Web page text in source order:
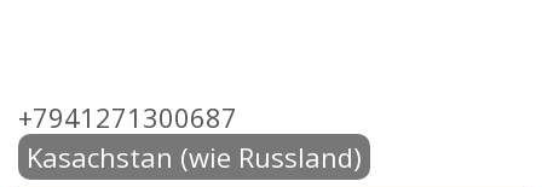
+7941271300687
Kasachstan (wie Russland)